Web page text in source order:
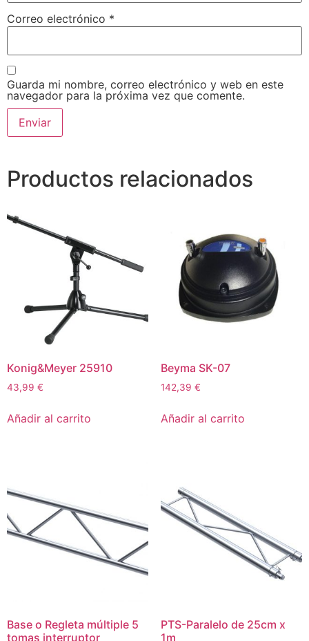
Correo electrónico *
Guarda mi nombre, correo electrónico y web en este
navegador para la próxima vez que comente.
Productos relacionados
Konig&Meyer 25910
43,99 €
Añadir al carrito
Beyma SK-07
142,39 €
Añadir al carrito
Base o Regleta múltiple 5
tomas interruptor
PTS-Paralelo de 25cm x
1m